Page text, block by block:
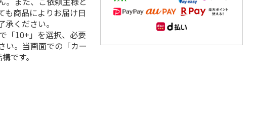
も商品によりお届け日
ください。
「10+」を選択、必要
い。当画面での「カー
です。